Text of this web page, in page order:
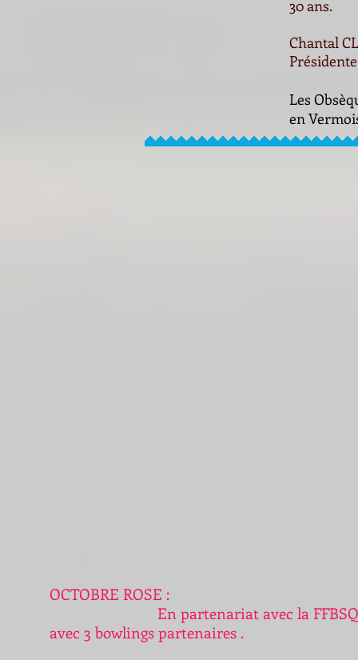
30 ans.
Chantal
Les
en
OCTOBRE ROSE :
En partenariat avec la FFBSQ, le
avec 3 bowlings partenaires .